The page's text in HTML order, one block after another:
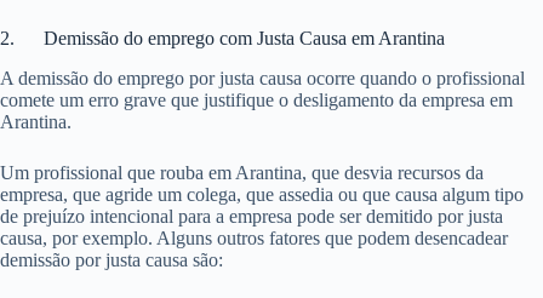
2. Demissão do emprego com Justa Causa em Arantina
A demissão do emprego por justa causa ocorre quando o profissional
comete um erro grave que justifique o desligamento da empresa em
Arantina.
Um profissional que rouba em Arantina, que desvia recursos da
empresa, que agride um colega, que assedia ou que causa algum tipo
de prejuízo intencional para a empresa pode ser demitido por justa
causa, por exemplo. Alguns outros fatores que podem desencadear
demissão por justa causa são: